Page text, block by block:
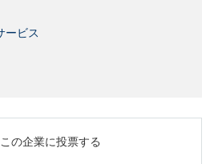
ービス
この企業に投票する